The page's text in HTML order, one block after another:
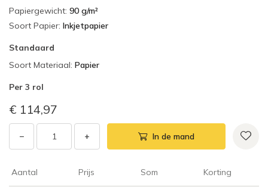
Papiergewicht: 90 g/m²
Soort Papier: Inkjetpapier
Standaard
Soort Materiaal: Papier
Per 3 rol
€ 114,97
− + In de mand
Aantal Prijs Som Korting